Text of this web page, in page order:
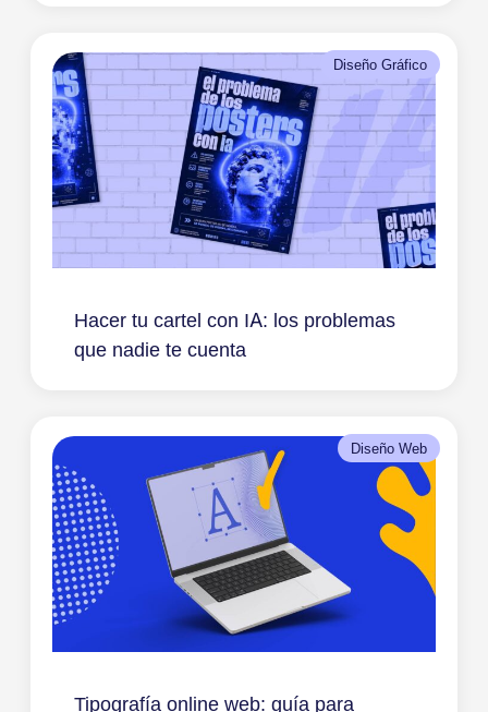
Diseño Gráfico
Hacer tu cartel con IA: los problemas
que nadie te cuenta
Diseño Web
Tipografía online web: guía para